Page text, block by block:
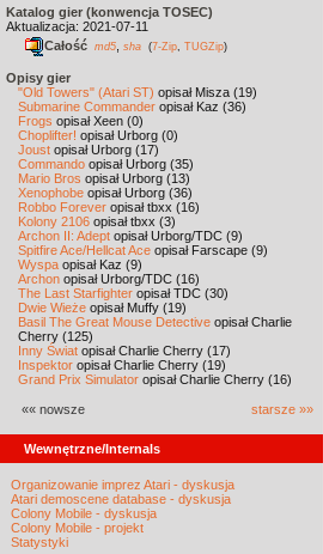
Katalog gier (konwencja TOSEC)
Aktualizacja: 2021-07-11
Całość md5 sha (7-Zip TUGZip)
Opisy gier
"Old Towers" (Atari ST) opisał Misza (19)
Submarine Commander opisał Kaz (36)
Frogs opisał Xeen (0)
Choplifter! opisał Urborg (0)
Joust opisał Urborg (17)
Commando opisał Urborg (35)
Mario Bros opisał Urborg (13)
Xenophobe opisał Urborg (36)
Robbo Forever opisał tbxx (16)
Kolony 2106 opisał tbxx (3)
Archon II: Adept opisał Urborg/TDC (9)
Spitfire Ace/Hellcat Ace opisał Farscape (9)
Wyspa opisał Kaz (9)
Archon opisał Urborg/TDC (16)
The Last Starfighter opisał TDC (30)
Dwie Wieże opisał Muffy (19)
Basil The Great Mouse Detective opisał Charlie
Cherry (125)
Inny Świat opisał Charlie Cherry (17)
Inspektor opisał Charlie Cherry (19)
Grand Prix Simulator opisał Charlie Cherry (16)
«« nowsze starsze »»
Wewnętrzne/Internals
Organizowanie imprez Atari - dyskusja
Atari demoscene database - dyskusja
Colony Mobile - dyskusja
Colony Mobile - projekt
Statystyki